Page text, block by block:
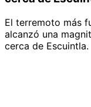
El terremoto más
alcanzó una
cerca de Escuintla.